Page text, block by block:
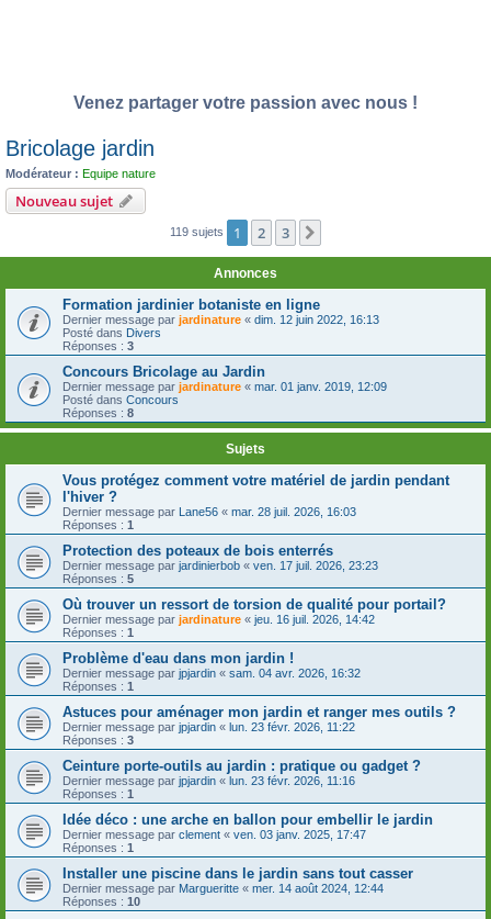
Venez partager votre passion avec nous !
Bricolage jardin
Modérateur : Equipe nature
Nouveau sujet
119 sujets 1 2 3
Annonces
Formation jardinier botaniste en ligne
Dernier message par jardinature « dim. 12 juin 2022, 16:13
Posté dans Divers
Réponses : 3
Concours Bricolage au Jardin
Dernier message par jardinature « mar. 01 janv. 2019, 12:09
Posté dans Concours
Réponses : 8
Sujets
Vous protégez comment votre matériel de jardin pendant
l'hiver ?
Dernier message par Lane56 « mar. 28 juil. 2026, 16:03
Réponses : 1
Protection des poteaux de bois enterrés
Dernier message par jardinierbob « ven. 17 juil. 2026, 23:23
Réponses : 5
Où trouver un ressort de torsion de qualité pour portail?
Dernier message par jardinature « jeu. 16 juil. 2026, 14:42
Réponses : 1
Problème d'eau dans mon jardin !
Dernier message par jpjardin « sam. 04 avr. 2026, 16:32
Réponses : 1
Astuces pour aménager mon jardin et ranger mes outils ?
Dernier message par jpjardin « lun. 23 févr. 2026, 11:22
Réponses : 3
Ceinture porte-outils au jardin : pratique ou gadget ?
Dernier message par jpjardin « lun. 23 févr. 2026, 11:16
Réponses : 1
Idée déco : une arche en ballon pour embellir le jardin
Dernier message par clement « ven. 03 janv. 2025, 17:47
Réponses : 1
Installer une piscine dans le jardin sans tout casser
Dernier message par Margueritte « mer. 14 août 2024, 12:44
Réponses : 10